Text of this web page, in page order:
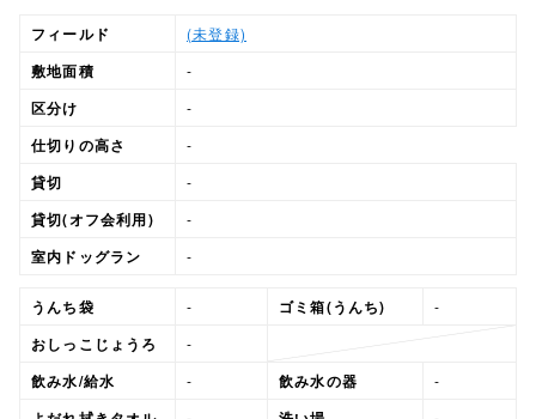
フィールド (未登録)
敷地面積 -
区分け -
仕切りの高さ -
貸切 -
貸切(オフ会利用) -
室内ドッグラン -
うんち袋 - ゴミ箱(うんち) -
おしっこじょうろ -
飲み水/給水 - 飲み水の器 -